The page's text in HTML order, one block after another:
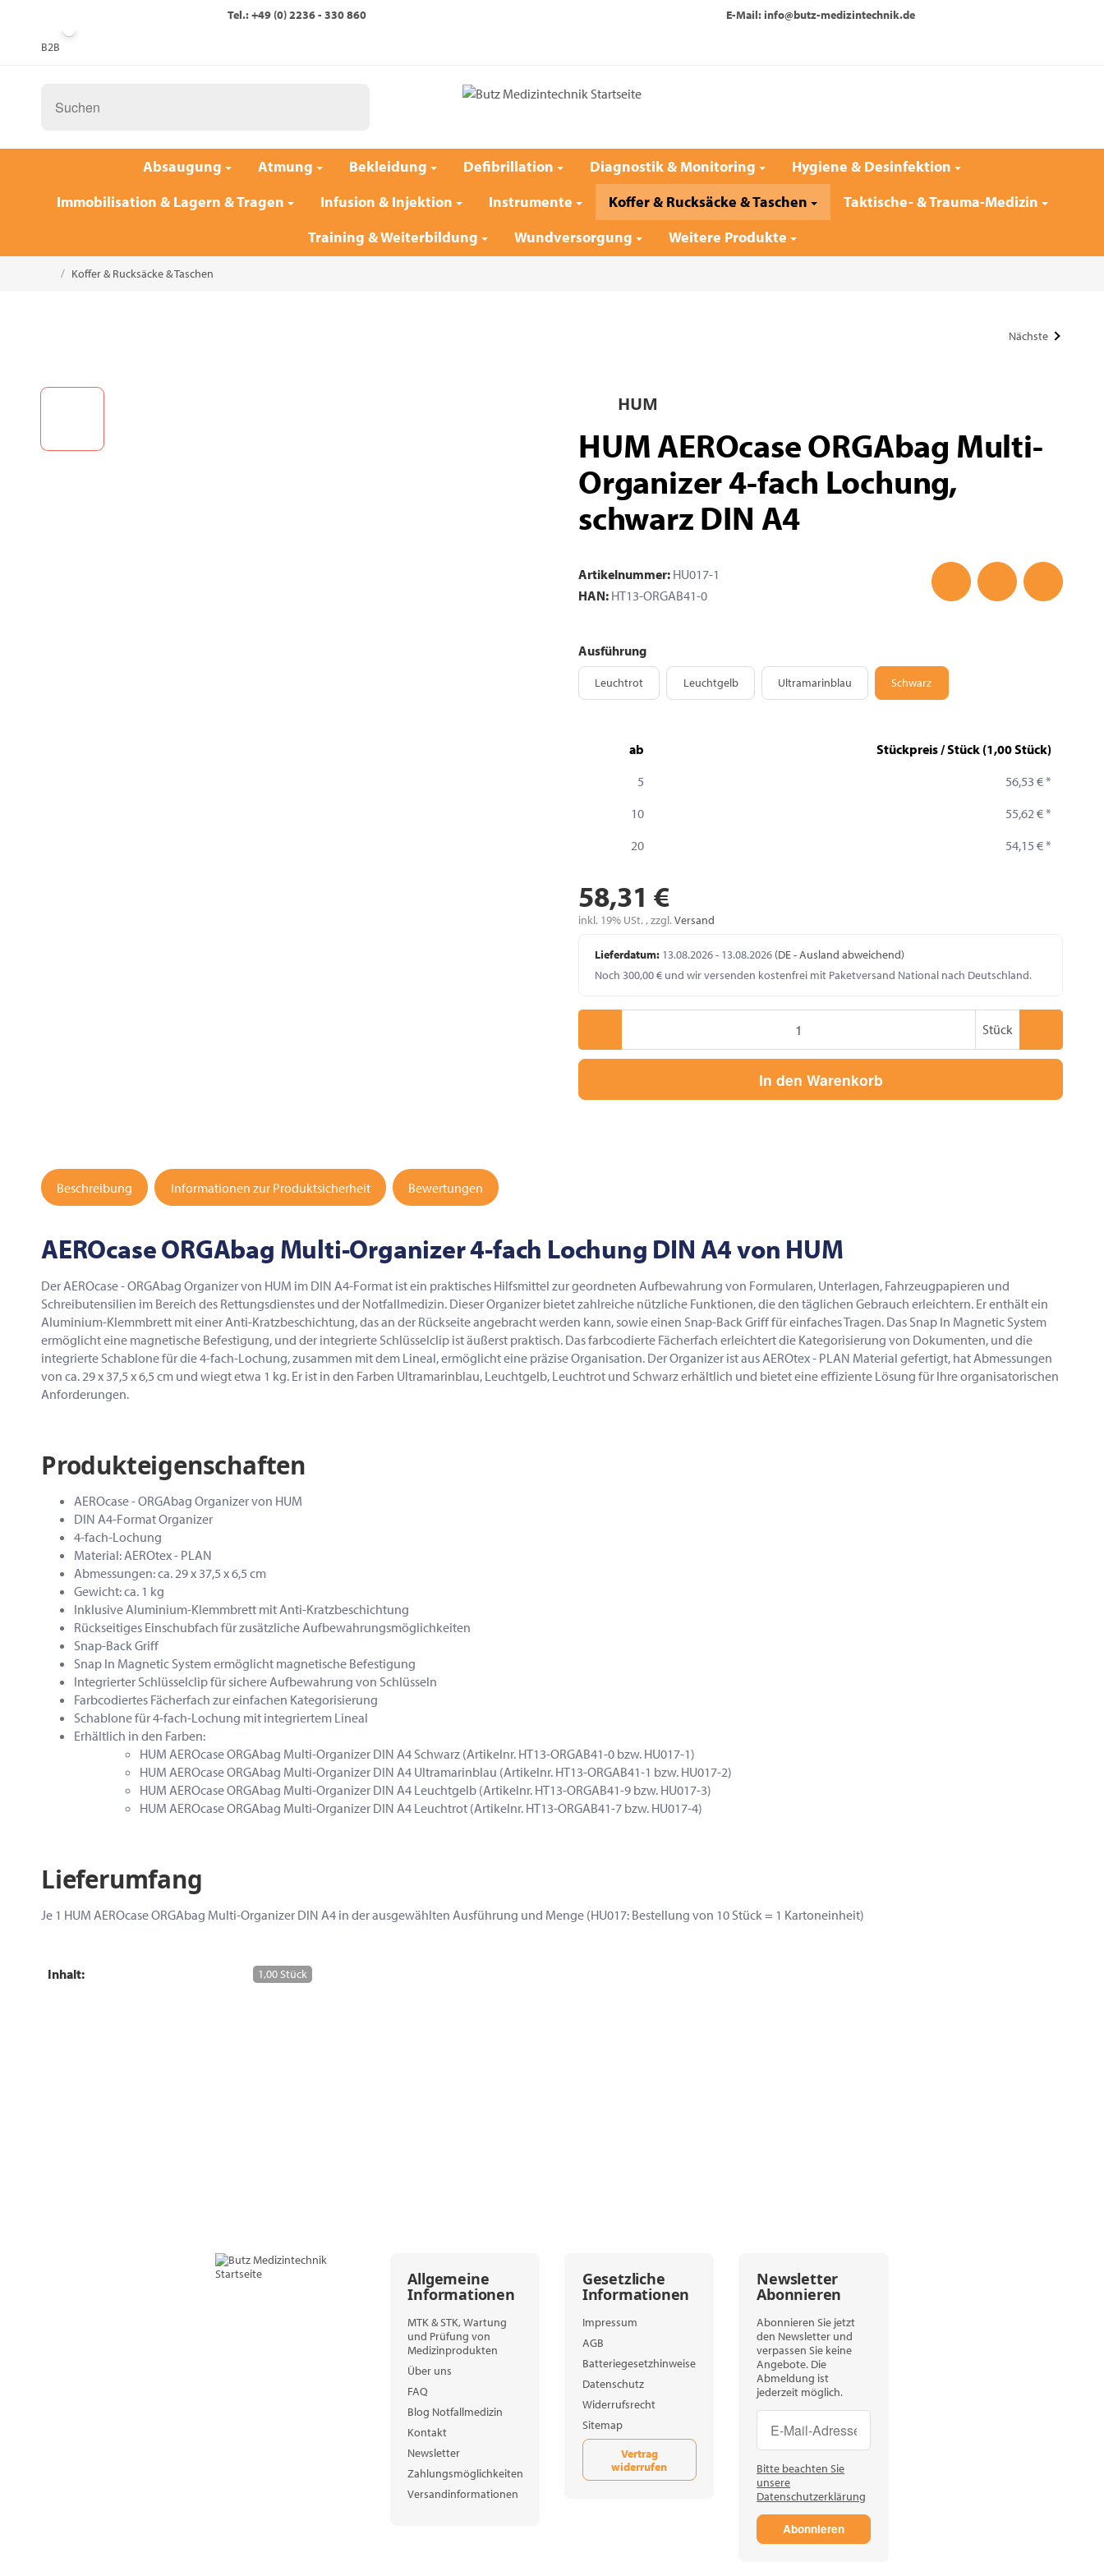
Tel.: +49 (0) 2236 - 330 860 E-Mail: info@butz-medizintechnik.de
B2B
Absaugung Atmung Bekleidung Defibrillation Diagnostik & Monitoring
Hygiene & Desinfektion
Immobilisation & Lagern & Tragen
Infusion & Injektion Instrumente Koffer & Rucksäcke & Taschen
Taktische- & Trauma-Medizin
Training & Weiterbildung
Wundversorgung Weitere Produkte
/ Koffer & Rucksäcke & Taschen
Nächste
HUM
HUM AEROcase ORGAbag Multi-
Organizer 4-fach Lochung,
schwarz DIN A4
Artikelnummer: HU017-1
HAN: HT13-ORGAB41-0
Ausführung
LeuchtrotLeuchtrotLeuchtgelbLeuchtgelbUltramarinblauUltramarinblau
SchwarzSchwarz
ab
Stückpreis / Stück (1,00 Stück)
5
56,53 €*
10
55,62 €*
20
54,15 €*
58,31 €
inkl. 19% USt. , zzgl.Versand
Lieferdatum: 13.08.2026 - 13.08.2026 (DE - Ausland abweichend)
Noch 300,00 € und wir versenden kostenfrei mit Paketversand National nach Deutschland.
Stück
In den Warenkorb
Beschreibung Informationen zur Produktsicherheit Bewertungen
AEROcase ORGAbag Multi-Organizer 4-fach Lochung DIN A4 von HUM
Der AEROcase - ORGAbag Organizer von HUM im DIN A4-Format ist ein praktisches Hilfsmittel zur geordneten Aufbewahrung von Formularen, Unterlagen, Fahrzeugpapieren und
Schreibutensilien im Bereich des Rettungsdienstes und der Notfallmedizin. Dieser Organizer bietet zahlreiche nützliche Funktionen, die den täglichen Gebrauch erleichtern. Er enthält ein
Aluminium-Klemmbrett mit einer Anti-Kratzbeschichtung, das an der Rückseite angebracht werden kann, sowie einen Snap-Back Griff für einfaches Tragen. Das Snap In Magnetic System
ermöglicht eine magnetische Befestigung, und der integrierte Schlüsselclip ist äußerst praktisch. Das farbcodierte Fächerfach erleichtert die Kategorisierung von Dokumenten, und die
integrierte Schablone für die 4-fach-Lochung, zusammen mit dem Lineal, ermöglicht eine präzise Organisation. Der Organizer ist aus AEROtex - PLAN Material gefertigt, hat Abmessungen
von ca. 29 x 37,5 x 6,5 cm und wiegt etwa 1 kg. Er ist in den Farben Ultramarinblau, Leuchtgelb, Leuchtrot und Schwarz erhältlich und bietet eine effiziente Lösung für Ihre organisatorischen
Anforderungen.
Produkteigenschaften
AEROcase - ORGAbag Organizer von HUM
DIN A4-Format Organizer
4-fach-Lochung
Material: AEROtex - PLAN
Abmessungen: ca. 29 x 37,5 x 6,5 cm
Gewicht: ca. 1 kg
Inklusive Aluminium-Klemmbrett mit Anti-Kratzbeschichtung
Rückseitiges Einschubfach für zusätzliche Aufbewahrungsmöglichkeiten
Snap-Back Griff
Snap In Magnetic System ermöglicht magnetische Befestigung
Integrierter Schlüsselclip für sichere Aufbewahrung von Schlüsseln
Farbcodiertes Fächerfach zur einfachen Kategorisierung
Schablone für 4-fach-Lochung mit integriertem Lineal
Erhältlich in den Farben:
HUM AEROcase ORGAbag Multi-Organizer DIN A4 Schwarz (Artikelnr. HT13-ORGAB41-0 bzw. HU017-1)
HUM AEROcase ORGAbag Multi-Organizer DIN A4 Ultramarinblau (Artikelnr. HT13-ORGAB41-1 bzw. HU017-2)
HUM AEROcase ORGAbag Multi-Organizer DIN A4 Leuchtgelb (Artikelnr. HT13-ORGAB41-9 bzw. HU017-3)
HUM AEROcase ORGAbag Multi-Organizer DIN A4 Leuchtrot (Artikelnr. HT13-ORGAB41-7 bzw. HU017-4)
Lieferumfang
Je 1 HUM AEROcase ORGAbag Multi-Organizer DIN A4 in der ausgewählten Ausführung und Menge (HU017: Bestellung von 10 Stück = 1 Kartoneinheit)
Inhalt: 1,00 Stück
Allgemeine
Informationen
MTK & STK, Wartung
und Prüfung von
Medizinprodukten
Über uns
FAQ
Blog Notfallmedizin
Kontakt
Newsletter
Zahlungsmöglichkeiten
Versandinformationen
Gesetzliche
Informationen
Impressum
AGB
Batteriegesetzhinweise
Datenschutz
Widerrufsrecht
Sitemap
Vertrag
widerrufen
Newsletter
Abonnieren
Abonnieren Sie jetzt
den Newsletter und
verpassen Sie keine
Angebote. Die
Abmeldung ist
jederzeit möglich.
Newsletter Abonnieren
Newsletter Abonnieren
Bitte beachten Sie
unsere
Datenschutzerklärung
Abonnieren